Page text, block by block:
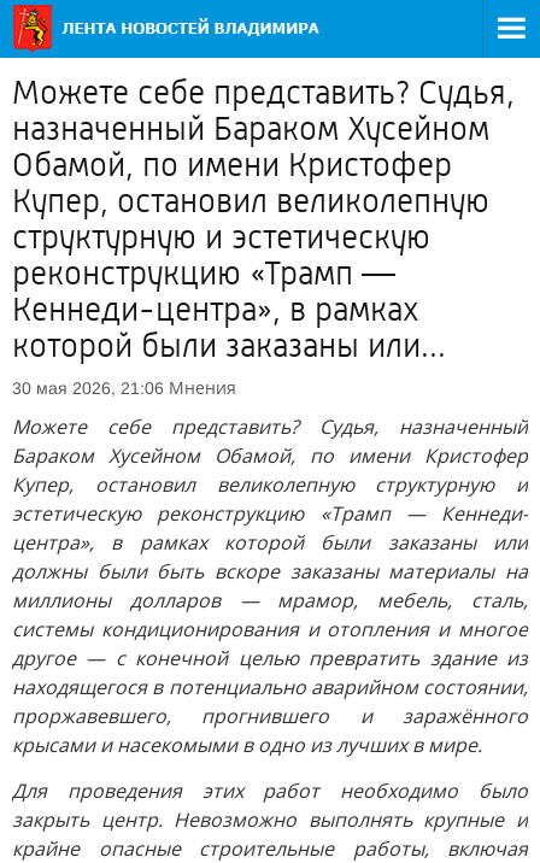
Можете себе представить? Судья,
назначенный Бараком Хусейном
Обамой, по имени Кристофер
Купер, остановил великолепную
структурную и эстетическую
реконструкцию «Трамп —
Кеннеди-центра», в рамках
которой были заказаны или...
30 мая 2026, 21:06 Мнения
Можете себе представить? Судья, назначенный
Бараком Хусейном Обамой, по имени Кристофер
Купер, остановил великолепную структурную и
эстетическую реконструкцию «Трамп — Кеннеди-
центра», в рамках которой были заказаны или
должны были быть вскоре заказаны материалы на
миллионы долларов — мрамор, мебель, сталь,
системы кондиционирования и отопления и многое
другое — с конечной целью превратить здание из
находящегося в потенциально аварийном состоянии,
проржавевшего, прогнившего и заражённого
крысами и насекомыми в одно из лучших в мире.
Для проведения этих работ необходимо было
закрыть центр. Невозможно выполнять крупные и
крайне опасные строительные работы, включая